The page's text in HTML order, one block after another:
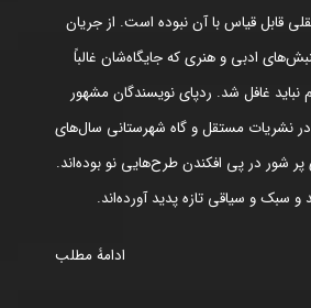
قابل قیاس با آن نبوده است. از جریان
ادبی و هنری که جایگاه‌شان غالباً
غافل شد. ردپای نویسندگان مشهور
نشریات مستقل و گاه شهرستانی سال‌های
پر شور در پی افکندن طرح‌هایی نو بوده‌اند.
سبک و سیاقی تازه پدید آورده‌اند.
ادامۀ مطلب